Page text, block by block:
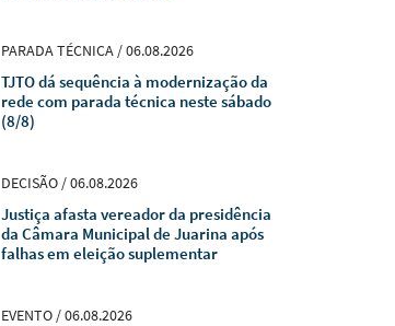
PARADA TÉCNICA / 06.08.2026
TJTO dá sequência à modernização da
rede com parada técnica neste sábado
(8/8)
DECISÃO / 06.08.2026
Justiça afasta vereador da presidência
da Câmara Municipal de Juarina após
falhas em eleição suplementar
EVENTO / 06.08.2026